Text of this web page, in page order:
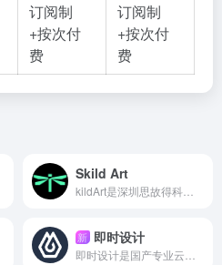
订阅制
+按次付
费
订阅制
+按次付
费
Skild Art
新 即时设计